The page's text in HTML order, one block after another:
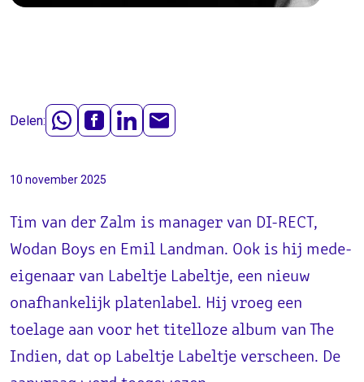
Delen:
10 november 2025
Tim van der Zalm is manager van DI-RECT,
Wodan Boys en Emil Landman. Ook is hij mede-
eigenaar van Labeltje Labeltje, een nieuw
onafhankelijk platenlabel. Hij vroeg een
toelage aan voor het titelloze album van The
Indien, dat op Labeltje Labeltje verscheen. De